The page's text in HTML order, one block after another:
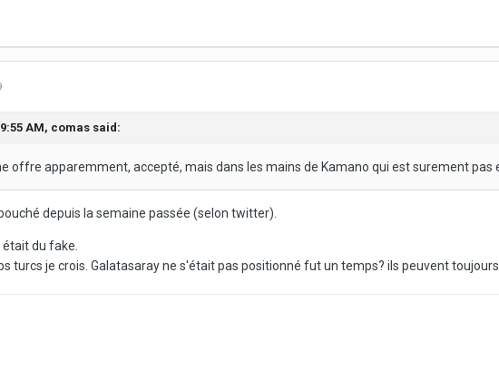
AM, comas said:
offre apparemment, accepté, mais dans les mains de Kamano qui est surement pas
depuis la semaine passée (selon twitter).
était du fake.
turcs je crois. Galatasaray ne s'était pas positionné fut un temps? ils peuvent